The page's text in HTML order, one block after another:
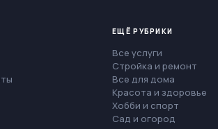
ЕЩЁ РУБРИКИ
Все услуги
Стройка и ремонт
Все для дома
Красота и здоровье
Хобби и спорт
Сад и огород